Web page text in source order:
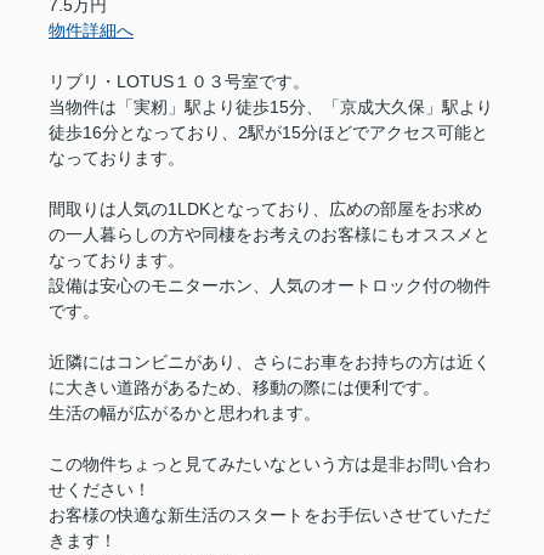
7.5万円
物件詳細へ
リブリ・LOTUS１０３号室です。
当物件は「実籾」駅より徒歩15分、「京成大久保」駅より
徒歩16分となっており、2駅が15分ほどでアクセス可能と
なっております。
間取りは人気の1LDKとなっており、広めの部屋をお求め
の一人暮らしの方や同棲をお考えのお客様にもオススメと
なっております。
設備は安心のモニターホン、人気のオートロック付の物件
です。
近隣にはコンビニがあり、さらにお車をお持ちの方は近く
に大きい道路があるため、移動の際には便利です。
生活の幅が広がるかと思われます。
この物件ちょっと見てみたいなという方は是非お問い合わ
せください！
お客様の快適な新生活のスタートをお手伝いさせていただ
きます！